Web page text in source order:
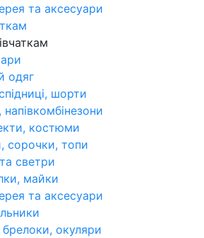
та аксесуари
одяг
шорти
костюми
сорочки, топи
светри
майки
та аксесуари
окуляри